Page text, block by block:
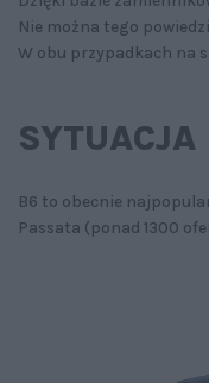
Nie można tego
W obu przypadkach na
B6 to obecnie
Passata (ponad 1300